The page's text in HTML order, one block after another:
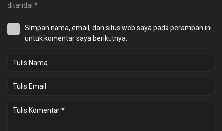
ditandai *
Simpan nama, email, dan situs web saya pada peramban ini
untuk komentar saya berikutnya.